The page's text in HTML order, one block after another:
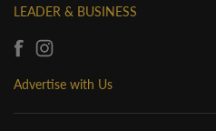
LEADER & BUSINESS
Advertise with Us